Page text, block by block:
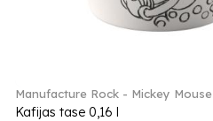
Manufacture Rock - Mickey Mouse
Kafijas tase 0,16 l